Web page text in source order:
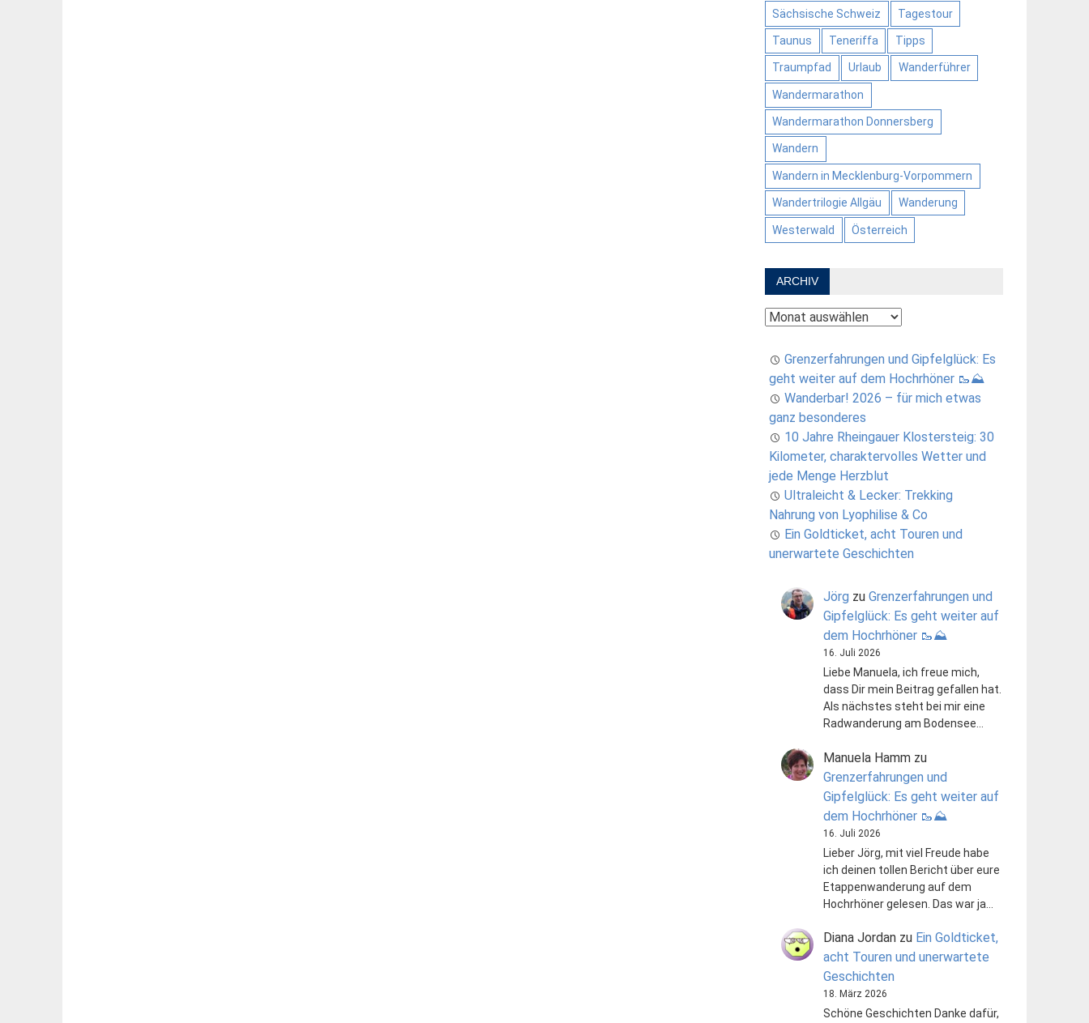
Sächsische Schweiz Tagestour
Taunus Teneriffa Tipps
Traumpfad Urlaub Wanderführer
Wandermarathon
Wandermarathon Donnersberg
Wandern
Wandern in Mecklenburg-Vorpommern
Wandertrilogie Allgäu Wanderung
Westerwald Österreich
ARCHIV
Archiv
Grenzerfahrungen und Gipfelglück: Es
geht weiter auf dem Hochrhöner 🥾⛰️
Wanderbar! 2026 – für mich etwas
ganz besonderes
10 Jahre Rheingauer Klostersteig: 30
Kilometer, charaktervolles Wetter und
jede Menge Herzblut
Ultraleicht & Lecker: Trekking
Nahrung von Lyophilise & Co
Ein Goldticket, acht Touren und
unerwartete Geschichten
Jörg zu Grenzerfahrungen und
Gipfelglück: Es geht weiter auf
dem Hochrhöner 🥾⛰️
16. Juli 2026
Liebe Manuela, ich freue mich,
dass Dir mein Beitrag gefallen hat.
Als nächstes steht bei mir eine
Radwanderung am Bodensee…
Manuela Hammzu
Grenzerfahrungen und
Gipfelglück: Es geht weiter auf
dem Hochrhöner 🥾⛰️
16. Juli 2026
Lieber Jörg, mit viel Freude habe
ich deinen tollen Bericht über eure
Etappenwanderung auf dem
Hochrhöner gelesen. Das war ja…
Diana Jordanzu Ein Goldticket,
acht Touren und unerwartete
Geschichten
18. März 2026
Schöne Geschichten Danke dafür,